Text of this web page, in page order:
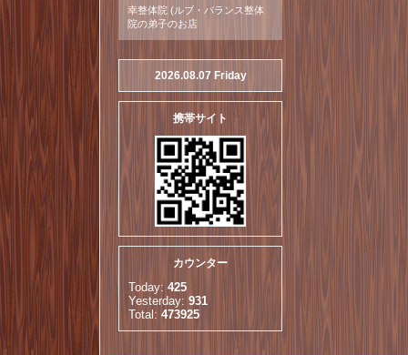
幸整体院 (ルブ・バランス整体
院の弟子のお店
2026.08.07 Friday
携帯サイト
カウンター
Today: 425
Yesterday: 931
Total: 473925